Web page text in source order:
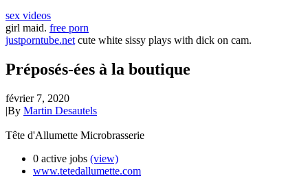
sex videos
girl maid. free porn
justporntube.net cute white sissy plays with dick on cam.
Préposés-ées à la boutique
février 7, 2020
|By Martin Desautels
Tête d'Allumette Microbrasserie
0 active jobs (view)
www.tetedallumette.com